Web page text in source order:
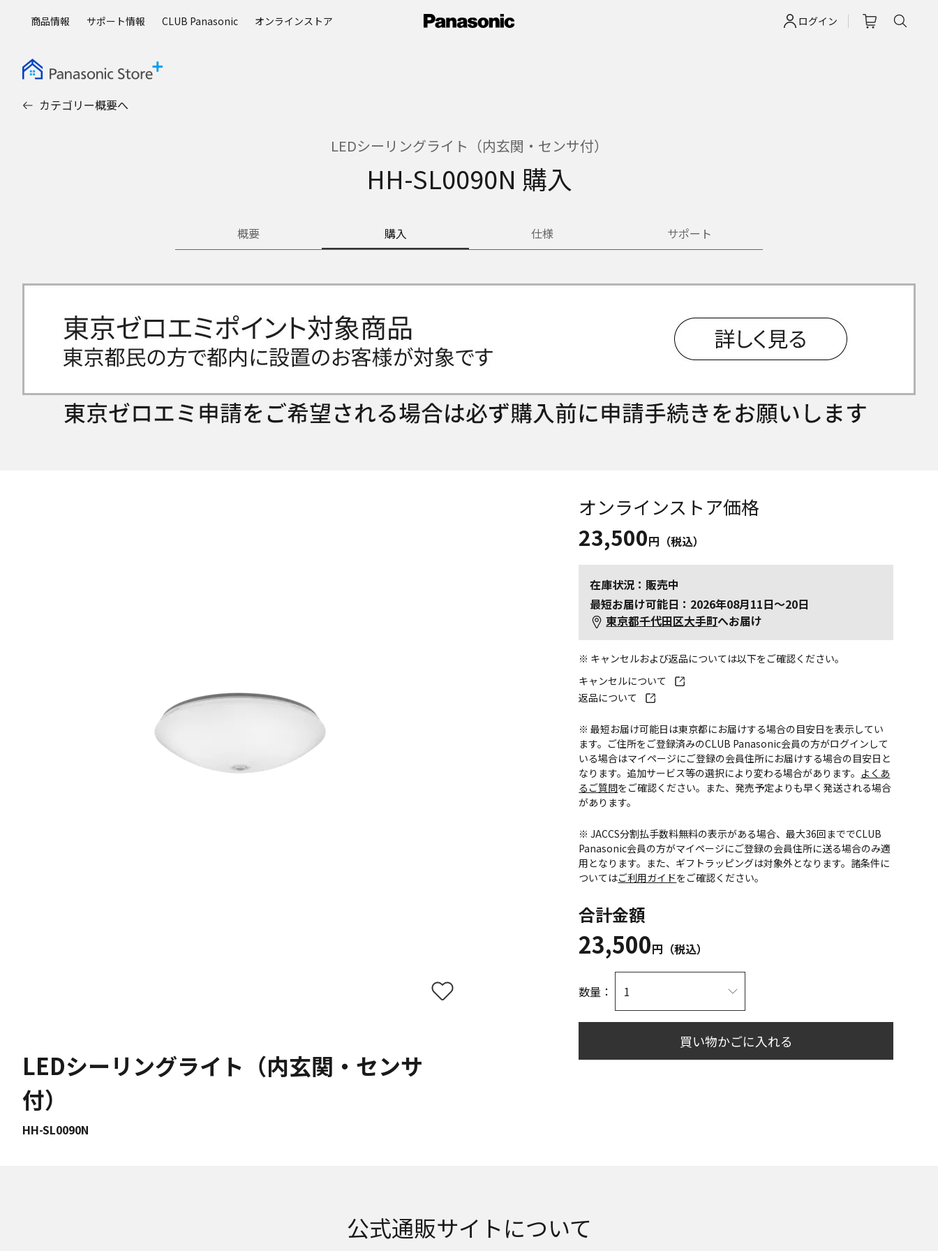
ログイン
商品情報 サポート情報 CLUB Panasonic オンラインストア
カテゴリー概要へ
LEDシーリングライト（内玄関・センサ付）
HH-SL0090N 購入
概要 購入 仕様 サポート
LEDシーリングライト（内玄関・センサ
付）
HH-SL0090N
オンラインストア価格
23,500円（税込）
在庫状況：販売中
最短お届け可能日：2026年08月11日～20日
東京都千代田区大手町へお届け
※ キャンセルおよび返品については以下をご確認ください。
キャンセルについて
返品について
※ 最短お届け可能日は東京都にお届けする場合の目安日を表示してい
ます。ご住所をご登録済みのCLUB Panasonic会員の方がログインして
いる場合はマイページにご登録の会員住所にお届けする場合の目安日と
なります。追加サービス等の選択により変わる場合があります。 よくあ
るご質問をご確認ください。また、発売予定よりも早く発送される場合
があります。
※ JACCS分割払手数料無料の表示がある場合、最大36回まででCLUB
Panasonic会員の方がマイページにご登録の会員住所に送る場合のみ適
用となります。また、ギフトラッピングは対象外となります。諸条件に
ついてはご利用ガイドをご確認ください。
合計金額
23,500円（税込）
数量：
買い物かごに入れる
公式通販サイトについて